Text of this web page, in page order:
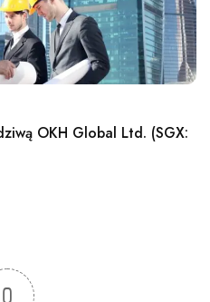
OKH Global Ltd. (SGX:
0